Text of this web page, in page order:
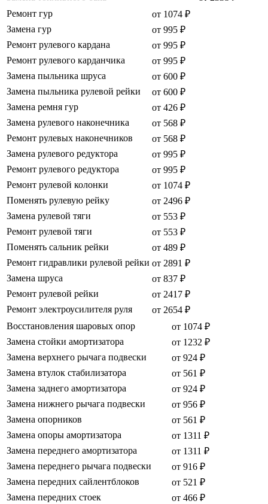
Ремонт гур
от 1074 ₽
Замена гур
от 995 ₽
Ремонт рулевого кардана
от 995 ₽
Ремонт рулевого карданчика
от 995 ₽
Замена пыльника шруса
от 600 ₽
Замена пыльника рулевой рейки
от 600 ₽
Замена ремня гур
от 426 ₽
Замена рулевого наконечника
от 568 ₽
Ремонт рулевых наконечников
от 568 ₽
Замена рулевого редуктора
от 995 ₽
Ремонт рулевого редуктора
от 995 ₽
Ремонт рулевой колонки
от 1074 ₽
Поменять рулевую рейку
от 2496 ₽
Замена рулевой тяги
от 553 ₽
Ремонт рулевой тяги
от 553 ₽
Поменять сальник рейки
от 489 ₽
Ремонт гидравлики рулевой рейки от 2891 ₽
Замена шруса
от 837 ₽
Ремонт рулевой рейки
от 2417 ₽
Ремонт электроусилителя руля
от 2654 ₽
Восстановления шаровых опор
от 1074 ₽
Замена стойки амортизатора
от 1232 ₽
Замена верхнего рычага подвески
от 924 ₽
Замена втулок стабилизатора
от 561 ₽
Замена заднего амортизатора
от 924 ₽
Замена нижнего рычага подвески
от 956 ₽
Замена опорников
от 561 ₽
Замена опоры амортизатора
от 1311 ₽
Замена переднего амортизатора
от 1311 ₽
Замена переднего рычага подвески
от 916 ₽
Замена передних сайлентблоков
от 521 ₽
Замена передних стоек
от 466 ₽